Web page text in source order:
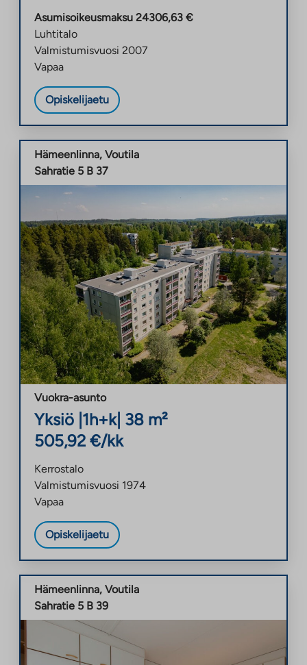
Asumisoikeusmaksu 24306,63 €
Luhtitalo
Valmistumisvuosi 2007
Vapaa
Opiskelijaetu
Hämeenlinna, Voutila
Sahratie 5 B 37
Vuokra-asunto
Yksiö 1h+k| 38 m²
505,92 €/kk
Kerrostalo
Valmistumisvuosi 1974
Vapaa
Opiskelijaetu
Hämeenlinna, Voutila
Sahratie 5 B 39